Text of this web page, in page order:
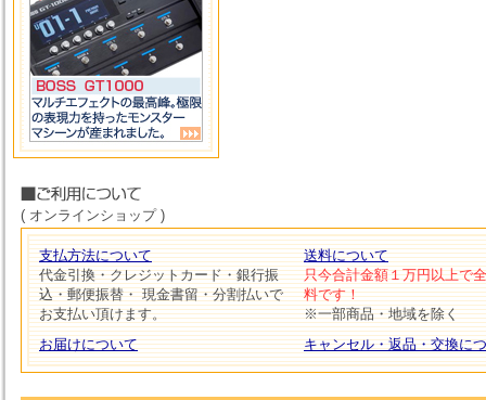
( オンラインショップ )
支払方法について
代金引換・クレジットカード・銀行振
込・郵便振替・ 現金書留・分割払いで
お支払い頂けます。
お届けについて
送料について
只今合計金額１万円以上で
料です！
※一部商品・地域を除く
キャンセル・返品・交換に